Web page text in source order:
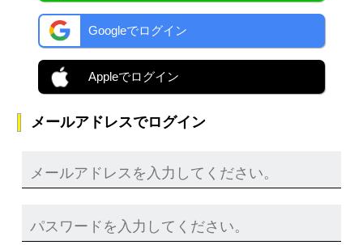
Googleでログイン
Appleでログイン
メールアドレスでログイン